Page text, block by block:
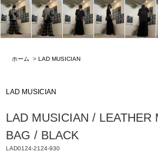
ホーム > LAD MUSICIAN
LAD MUSICIAN
LAD MUSICIAN / LEATHER
BAG / BLACK
LAD0124-2124-930